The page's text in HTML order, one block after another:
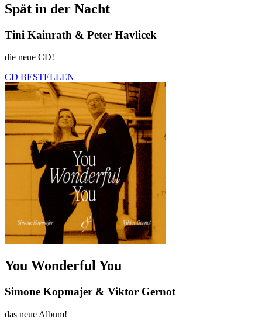
Spät in der Nacht
Tini Kainrath & Peter Havlicek
die neue CD!
CD BESTELLEN
You Wonderful You
Simone Kopmajer & Viktor Gernot
das neue Album!